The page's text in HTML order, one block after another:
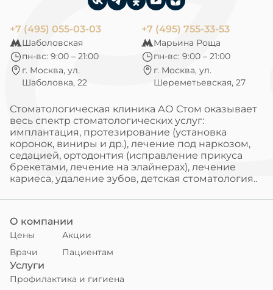
+7 (495) 055-03-03
Шаболовская
пн-вс: 9:00 – 21:00
г. Москва, ул.
Шаболовка, 22
+7 (495) 755-33-53
Марьина Роща
пн-вс: 9:00 – 21:00
г. Москва, ул.
Шереметьевская, 27
Стоматологическая клиника АО Стом оказывает
весь спектр стоматологических услуг:
имплантация, протезирование (установка
коронок, виниры и др.), лечение под наркозом,
седацией, ортодонтия (исправление прикуса
брекетами, лечение на элайнерах), лечение
кариеса, удаление зубов, детская стоматология..
О компании
Цены
Акции
Врачи
Пациентам
Услуги
Профилактика и гигиена